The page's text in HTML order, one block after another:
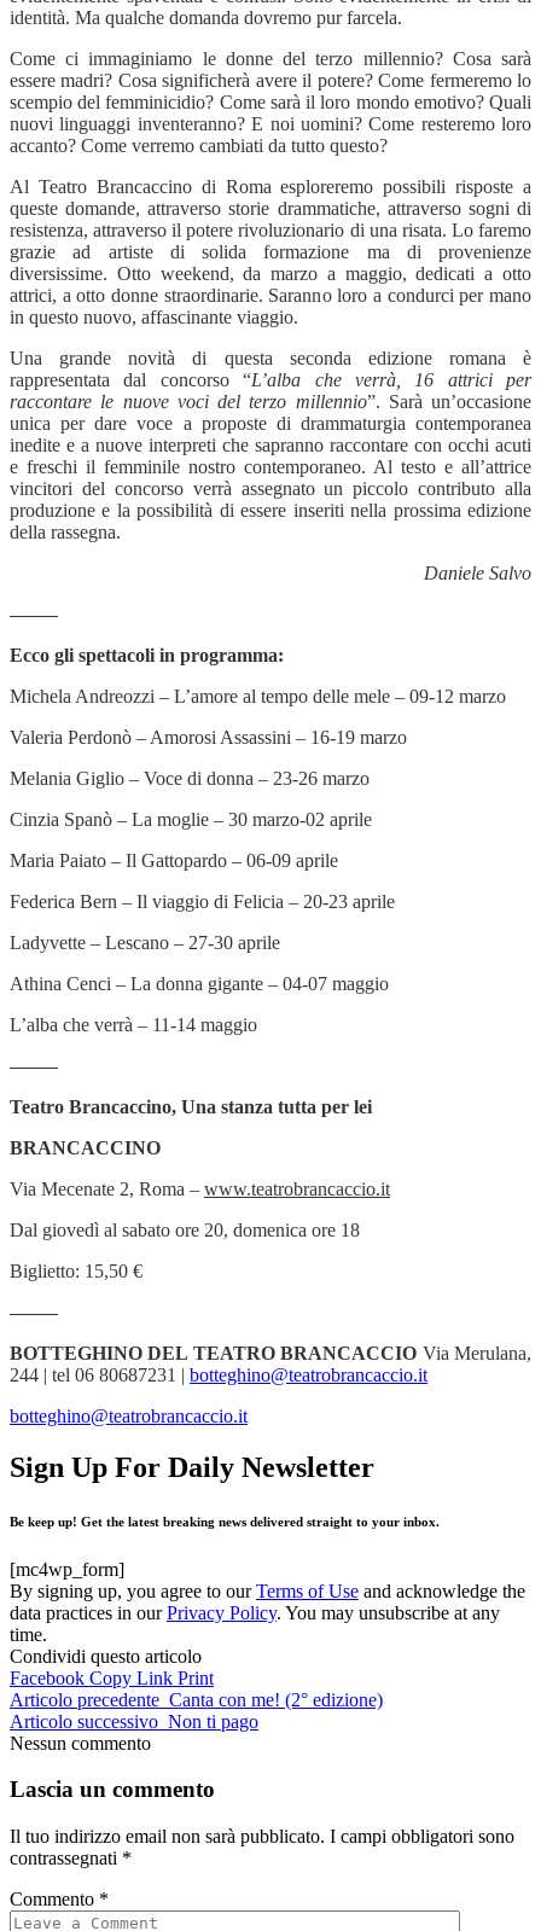
identità. Ma qualche domanda dovremo pur farcela.
Come ci immaginiamo le donne del terzo millennio? Cosa sarà
essere madri? Cosa significherà avere il potere? Come fermeremo lo
scempio del femminicidio? Come sarà il loro mondo emotivo? Quali
nuovi linguaggi inventeranno? E noi uomini? Come resteremo loro
accanto? Come verremo cambiati da tutto questo?
Al Teatro Brancaccino di Roma esploreremo possibili risposte a
queste domande, attraverso storie drammatiche, attraverso sogni di
resistenza, attraverso il potere rivoluzionario di una risata. Lo faremo
grazie ad artiste di solida formazione ma di provenienze
diversissime. Otto weekend, da marzo a maggio, dedicati a otto
attrici, a otto donne straordinarie. Saranno loro a condurci per mano
in questo nuovo, affascinante viaggio.
Una grande novità di questa seconda edizione romana è
rappresentata dal concorso “L’alba che verrà, 16 attrici per
raccontare le nuove voci del terzo millennio”. Sarà un’occasione
unica per dare voce a proposte di drammaturgia contemporanea
inedite e a nuove interpreti che sapranno raccontare con occhi acuti
e freschi il femminile nostro contemporaneo. Al testo e all’attrice
vincitori del concorso verrà assegnato un piccolo contributo alla
produzione e la possibilità di essere inseriti nella prossima edizione
della rassegna.
Daniele Salvo
——–
Ecco gli spettacoli in programma:
Michela Andreozzi – L’amore al tempo delle mele – 09-12 marzo
Valeria Perdonò – Amorosi Assassini – 16-19 marzo
Melania Giglio – Voce di donna – 23-26 marzo
Cinzia Spanò – La moglie – 30 marzo-02 aprile
Maria Paiato – Il Gattopardo – 06-09 aprile
Federica Bern – Il viaggio di Felicia – 20-23 aprile
Ladyvette – Lescano – 27-30 aprile
Athina Cenci – La donna gigante – 04-07 maggio
L’alba che verrà – 11-14 maggio
——–
Teatro Brancaccino, Una stanza tutta per lei
BRANCACCINO
Via Mecenate 2, Roma – www.teatrobrancaccio.it
Dal giovedì al sabato ore 20, domenica ore 18
Biglietto: 15,50 €
——–
BOTTEGHINO DEL TEATRO BRANCACCIO Via Merulana,
244 | tel 06 80687231 | botteghino@teatrobrancaccio.it
botteghino@teatrobrancaccio.it
Sign Up For Daily Newsletter
Be keep up! Get the latest breaking news delivered straight to your inbox.
[mc4wp_form]
By signing up, you agree to ourTerms of Use and acknowledge the
data practices in ourPrivacy Policy. You may unsubscribe at any
time.
Condividi questo articolo
Facebook Copy Link Print
Articolo precedente Canta con me! (2° edizione)
Articolo successivo Non ti pago
Nessun commento
Lascia un commento
Il tuo indirizzo email non sarà pubblicato. I campi obbligatori sono
contrassegnati *
Commento *